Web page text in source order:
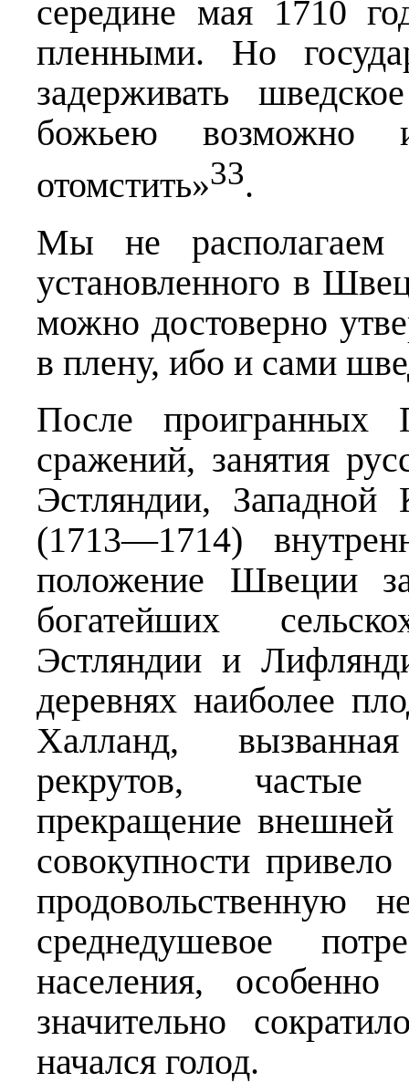
середине мая 1710
пленными. Но
задерживать
божьею возможно
отомстить»33.
Мы не
установленного в
можно достоверно
в плену, ибо и сами
После проигранных
сражений, занятия
Эстляндии,
(1713—1714)
положение Швеции
богатейших
Эстляндии и
деревнях наиболее
Халланд,
рекрутов, частые
прекращение
совокупности
продовольственную
среднедушевое
населения,
значительно
начался голод.